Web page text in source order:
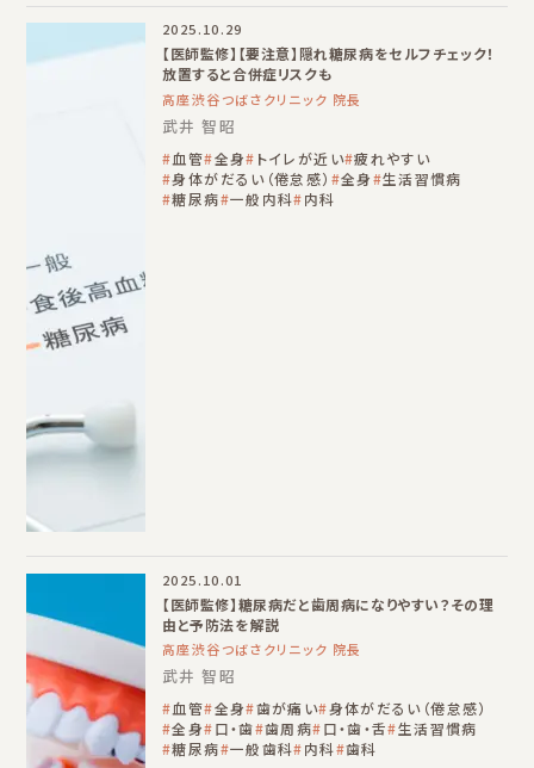
2025.10.29
【医師監修】【要注意】隠れ糖尿病をセルフチェック！
放置すると合併症リスクも
高座渋谷つばさクリニック 院長
武井 智昭
血管 全身 トイレが近い 疲れやすい
身体がだるい（倦怠感）
全身
生活習慣病
糖尿病 一般内科 内科
2025.10.01
【医師監修】糖尿病だと歯周病になりやすい？その理
由と予防法を解説
高座渋谷つばさクリニック 院長
武井 智昭
血管 全身 歯が痛い 身体がだるい（倦怠感）
全身 口・歯 歯周病 口・歯・舌 生活習慣病
糖尿病 一般歯科 内科 歯科